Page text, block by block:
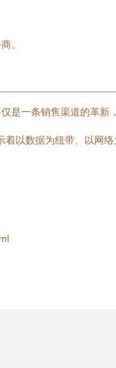
。
是一条销售渠道的革新
以数据为纽带、以网